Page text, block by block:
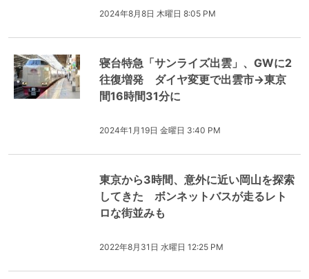
2024年8月8日 木曜日 8:05 PM
寝台特急「サンライズ出雲」、GWに2
往復増発 ダイヤ変更で出雲市→東京
間16時間31分に
2024年1月19日 金曜日 3:40 PM
東京から3時間、意外に近い岡山を探索
してきた ボンネットバスが走るレト
ロな街並みも
2022年8月31日 水曜日 12:25 PM